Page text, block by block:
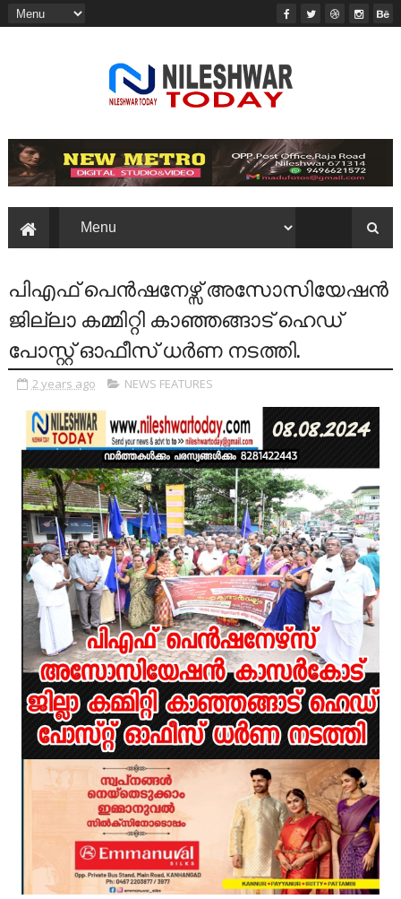
പിഎഫ് പെൻഷനേഴ്സ് അസോസിയേഷൻ
ജില്ലാ കമ്മിറ്റി കാഞ്ഞങ്ങാട് ഹെഡ്
പോസ്റ്റ് ഓഫീസ് ധർണ നടത്തി.
2 years ago NEWS FEATURES